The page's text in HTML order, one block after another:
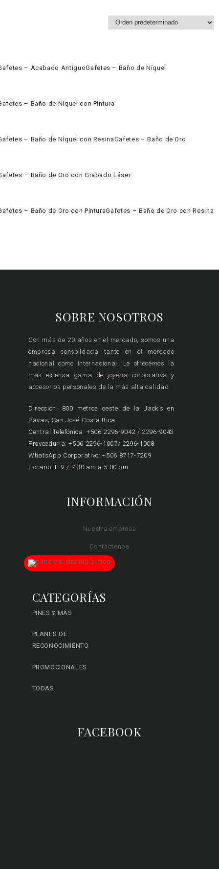
– Acabado AntiguoGafetes – Baño de Níquel
– Baño de Níquel con Pintura
– Baño de Níquel con ResinaGafetes – Baño de Oro
– Baño de Oro con Grabado Láser
– Baño de Oro con PinturaGafetes – Baño de Oro con Resina
SOBRE NOSOTROS
Con más de 20 años en el mercado, somos una
empresa consolidada tanto en el mercado
nacional como internacional. Le ofrecemos la
más extensa gama de joyería corporativa y
accesorios personales de la más alta calidad.
Dirección: 800 metros oeste de la Jack's en
Pavas; San José-Costa Rica
Central Telefónica: +506 2296-9042 / 2296-9043
Proveeduría: +506 2296-1007/ 2296-1008
WhatsApp Corporativo: +506 8717-7209
Horario: L-V / 7:30 am a 5:00 pm
INFORMACIÓN
Nuestra empresa
Contáctenos
CATEGORÍAS
PINES Y MÁS
PLANES DE
RECONOCIMIENTO
PROMOCIONALES
TODAS
FACEBOOK